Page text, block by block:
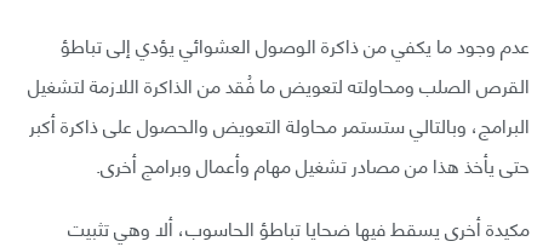
عدم وجود ما يكفي من ذاكرة الوصول العشوائي يؤدي إلى تباطؤ
القرص الصلب ومحاولته لتعويض ما فُقد من الذاكرة اللازمة لتشغيل
البرامج، وبالتالي ستستمر محاولة التعويض والحصول على ذاكرة أكبر
حتى يأخذ هذا من مصادر تشغيل مهام وأعمال وبرامج أخرى.
مكيدة أخرى يسقط فيها ضحايا تباطؤ الحاسوب، ألا وهي تثبيت